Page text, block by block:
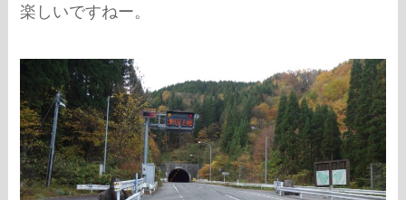
楽しいですねー。